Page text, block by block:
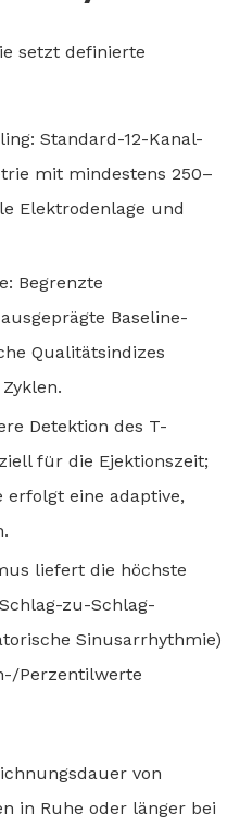
setzt definierte
Standard-12-Kanal-
mit mindestens 250–
Elektrodenlage und
Begrenzte
Baseline-
Qualitätsindizes
Detektion des T-
für die Ejektionszeit;
eine adaptive,
liefert die höchste
zu-Schlag-
Sinusarrhythmie)
Perzentilwerte
von
in Ruhe oder länger bei